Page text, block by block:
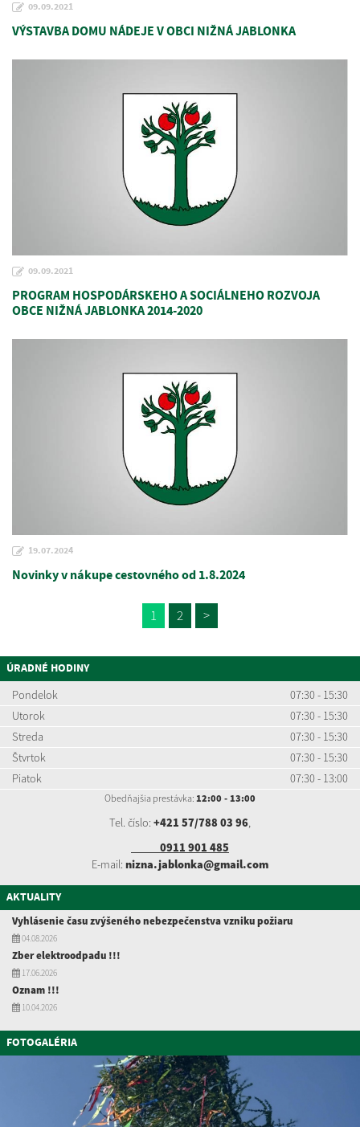
09.09.2021
VÝSTAVBA DOMU NÁDEJE V OBCI NIŽNÁ JABLONKA
09.09.2021
PROGRAM HOSPODÁRSKEHO A SOCIÁLNEHO ROZVOJA
OBCE NIŽNÁ JABLONKA 2014-2020
19.07.2024
Novinky v nákupe cestovného od 1.8.2024
1 2 >
ÚRADNÉ HODINY
Pondelok
07:30 - 15:30
Utorok
07:30 - 15:30
Streda
07:30 - 15:30
Štvrtok
07:30 - 15:30
Piatok
07:30 - 13:00
Obedňajšia prestávka: 12:00 - 13:00
Tel. číslo: +421 57/788 03 96,
0911 901 485
E-mail: nizna.jablonka@gmail.com
AKTUALITY
Vyhlásenie času zvýšeného nebezpečenstva vzniku požiaru
04.08.2026
Zber elektroodpadu !!!
17.06.2026
Oznam !!!
10.04.2026
FOTOGALÉRIA